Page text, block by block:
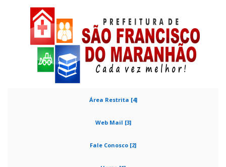
Área Restrita [4]
Web Mail [3]
Fale Conosco [2]